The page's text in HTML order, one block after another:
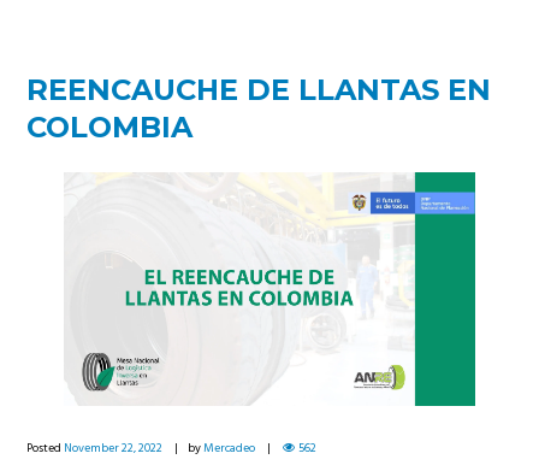
REENCAUCHE DE LLANTAS EN
COLOMBIA
Posted November 22, 2022 byMercadeo 562